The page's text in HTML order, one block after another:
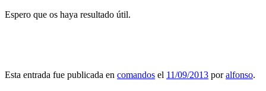
Espero que os haya resultado útil.
Esta entrada fue publicada en comandos el 11/09/2013 poralfonso.